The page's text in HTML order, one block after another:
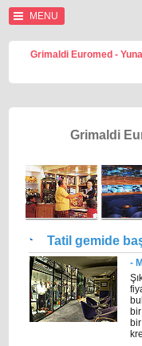
MENU
Grimaldi Euromed -
Grimaldi
Tatil gemide
-